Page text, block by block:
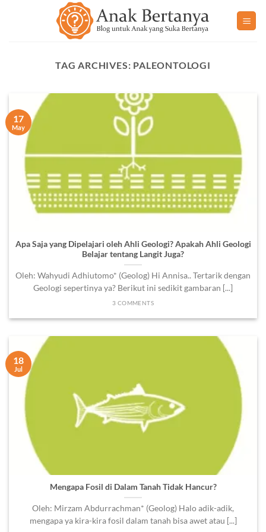
TAG ARCHIVES: PALEONTOLOGI
Apa Saja yang Dipelajari oleh Ahli Geologi? Apakah Ahli Geologi
Belajar tentang Langit Juga?
Oleh: Wahyudi Adhiutomo* (Geolog) Hi Annisa.. Tertarik dengan
Geologi sepertinya ya? Berikut ini sedikit gambaran [...]
3 COMMENTS
17
May
Mengapa Fosil di Dalam Tanah Tidak Hancur?
Oleh: Mirzam Abdurrachman* (Geolog) Halo adik-adik,
mengapa ya kira-kira fosil dalam tanah bisa awet atau [...]
18
Jul